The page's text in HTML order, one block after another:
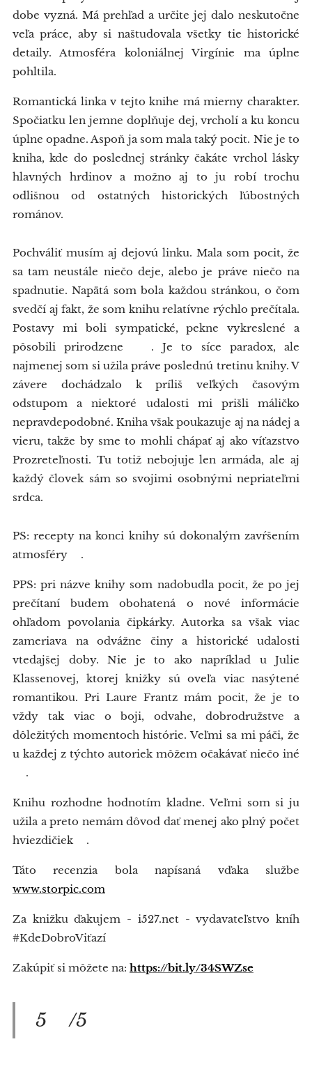
dobe vyzná. Má prehľad a určite jej dalo neskutočne
veľa práce, aby si naštudovala všetky tie historické
detaily. Atmosféra koloniálnej Virgínie ma úplne
pohltila.
Romantická linka v tejto knihe má mierny charakter.
Spočiatku len jemne doplňuje dej, vrcholí a ku koncu
úplne opadne. Aspoň ja som mala taký pocit. Nie je to
kniha, kde do poslednej stránky čakáte vrchol lásky
hlavných hrdinov a možno aj to ju robí trochu
odlišnou od ostatných historických ľúbostných
románov.
Pochváliť musím aj dejovú linku. Mala som pocit, že
sa tam neustále niečo deje, alebo je práve niečo na
spadnutie. Napätá som bola každou stránkou, o čom
svedčí aj fakt, že som knihu relatívne rýchlo prečítala.
Postavy mi boli sympatické, pekne vykreslené a
pôsobili prirodzene 👍. Je to síce paradox, ale
najmenej som si užila práve poslednú tretinu knihy. V
závere dochádzalo k príliš veľkých časovým
odstupom a niektoré udalosti mi prišli máličko
nepravdepodobné. Kniha však poukazuje aj na nádej a
vieru, takže by sme to mohli chápať aj ako víťazstvo
Prozreteľnosti. Tu totiž nebojuje len armáda, ale aj
každý človek sám so svojimi osobnými nepriateľmi
srdca.
PS: recepty na konci knihy sú dokonalým zavŕšením
atmosféry😍.
PPS: pri názve knihy som nadobudla pocit, že po jej
prečítaní budem obohatená o nové informácie
ohľadom povolania čipkárky. Autorka sa však viac
zameriava na odvážne činy a historické udalosti
vtedajšej doby. Nie je to ako napríklad u Julie
Klassenovej, ktorej knižky sú oveľa viac nasýtené
romantikou. Pri Laure Frantz mám pocit, že je to
vždy tak viac o boji, odvahe, dobrodružstve a
dôležitých momentoch histórie. Veľmi sa mi páči, že
u každej z týchto autoriek môžem očakávať niečo iné
❤.
Knihu rozhodne hodnotím kladne. Veľmi som si ju
užila a preto nemám dôvod dať menej ako plný počet
hviezdičiek😉.
Táto recenzia bola napísaná vďaka službe
www.storpic.com
Za knižku ďakujem - i527.net - vydavateľstvo kníh
#KdeDobroViťazí
Zakúpiť si môžete na: https://bit.ly/34SWZse
5⭐/5⭐